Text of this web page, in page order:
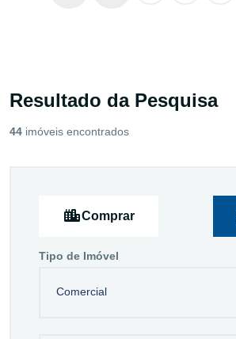
Resultado da Pesquisa
44 imóveis encontrados
Comprar
Tipo de Imóvel
Comercial